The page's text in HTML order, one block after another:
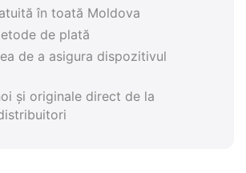
în toată Moldova
de plată
de a asigura dispozitivul
și originale direct de la